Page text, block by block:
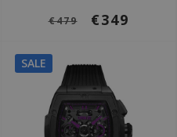
€479 €349
SALE